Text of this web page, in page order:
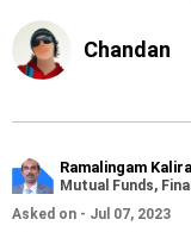
Chandan
Ramalingam
Mutual Funds,
Asked on - Jul 07, 2023